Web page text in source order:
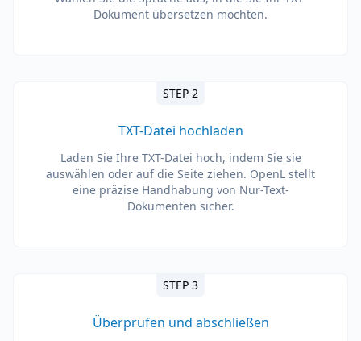
Dokument übersetzen möchten.
STEP 2
TXT-Datei hochladen
Laden Sie Ihre TXT-Datei hoch, indem Sie sie
auswählen oder auf die Seite ziehen. OpenL stellt
eine präzise Handhabung von Nur-Text-
Dokumenten sicher.
STEP 3
Überprüfen und abschließen